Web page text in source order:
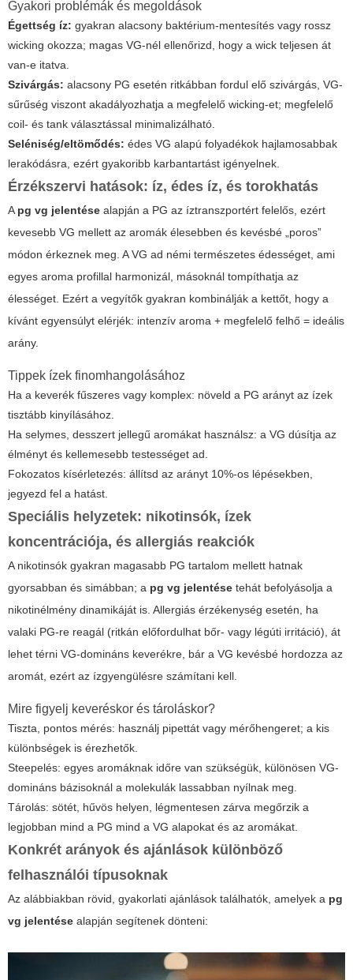
Gyakori problémák és megoldások
Égettség íz: gyakran alacsony baktérium-mentesítés vagy rossz
wicking okozza; magas VG-nél ellenőrizd, hogy a wick teljesen át
van-e itatva.
Szivárgás: alacsony PG esetén ritkábban fordul elő szivárgás, VG-
sűrűség viszont akadályozhatja a megfelelő wicking-et; megfelelő
coil- és tank választással minimalizálható.
Seléniség/eltömődés: édes VG alapú folyadékok hajlamosabbak
lerakódásra, ezért gyakoribb karbantartást igényelnek.
Érzékszervi hatások: íz, édes íz, és torokhatás
A pg vg jelentése alapján a PG az íztranszportért felelős, ezért
kevesebb VG mellett az aromák élesebben és kevésbé „poros”
módon érkeznek meg. A VG ad némi természetes édességet, ami
egyes aroma profillal harmonizál, másoknál tompíthatja az
élességet. Ezért a vegyítők gyakran kombinálják a kettőt, hogy a
kívánt egyensúlyt elérjék: intenzív aroma + megfelelő felhő = ideális
arány.
Tippek ízek finomhangolásához
Ha a keverék fűszeres vagy komplex: növeld a PG arányt az ízek
tisztább kinyílásához.
Ha selymes, desszert jellegű aromákat használsz: a VG dúsítja az
élményt és kellemesebb testességet ad.
Fokozatos kísérletezés: állítsd az arányt 10%-os lépésekben,
jegyezd fel a hatást.
Speciális helyzetek: nikotinsók, ízek
koncentrációja, és allergiás reakciók
A nikotinsók gyakran magasabb PG tartalom mellett hatnak
gyorsabban és simábban; a pg vg jelentése tehát befolyásolja a
nikotinélmény dinamikáját is. Allergiás érzékenység esetén, ha
valaki PG-re reagál (ritkán előfordulhat bőr- vagy légúti irritáció), át
lehet térni VG-domináns keverékre, bár a VG kevésbé hordozza az
aromát, ezért az ízgyengülésre számítani kell.
Mire figyelj keveréskor és tároláskor?
Tiszta, pontos mérés: használj pipettát vagy mérőhengeret; a kis
különbségek is érezhetők.
Steepelés: egyes aromáknak időre van szükségük, különösen VG-
domináns bázisoknál a molekulák lassabban nyílnak meg.
Tárolás: sötét, hűvös helyen, légmentesen zárva megőrzik a
legjobban mind a PG mind a VG alapokat és az aromákat.
Konkrét arányok és ajánlások különböző
felhasználói típusoknak
Az alábbiakban rövid, gyakorlati ajánlások találhatók, amelyek a pg
vg jelentése alapján segítenek dönteni: